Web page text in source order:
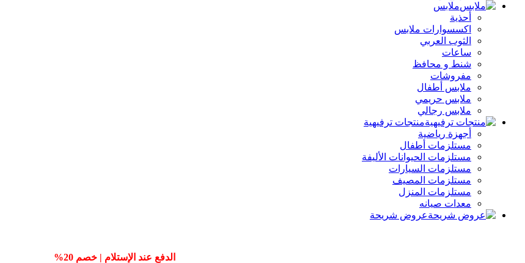
ملابس
أحذية
اكسسوارات ملابس
الثوب العربي
ساعات
شنط و محافظ
مفروشات
ملابس أطفال
ملابس حريمي
ملابس رجالي
منتجات ترفيهية
أجهزة رياضية
مستلزمات أطفال
مستلزمات الحيوانات الأليفة
مستلزمات السيارات
مستلزمات المصيف
مستلزمات المنزل
معدات صيانه
عروض شريحة
الدفع عند الإستلام | خصم 20%